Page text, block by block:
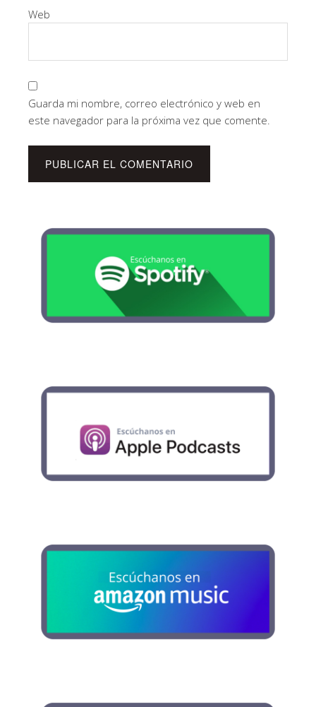
Web
Guarda mi nombre, correo electrónico y web en
este navegador para la próxima vez que comente.